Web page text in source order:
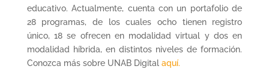
educativo. Actualmente, cuenta con un portafolio de
28 programas, de los cuales ocho tienen registro
único, 18 se ofrecen en modalidad virtual y dos en
modalidad híbrida, en distintos niveles de formación.
Conozca más sobre UNAB Digital aquí.